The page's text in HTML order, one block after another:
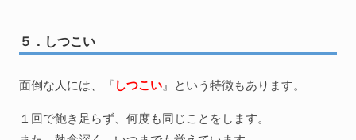
５．しつこい
面倒な人には、『 しつこい 』という特徴もあります。
１回で飽き足らず、何度も同じことをします。